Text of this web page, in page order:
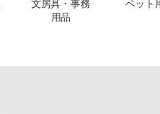
文房具・事務
用品
ペット